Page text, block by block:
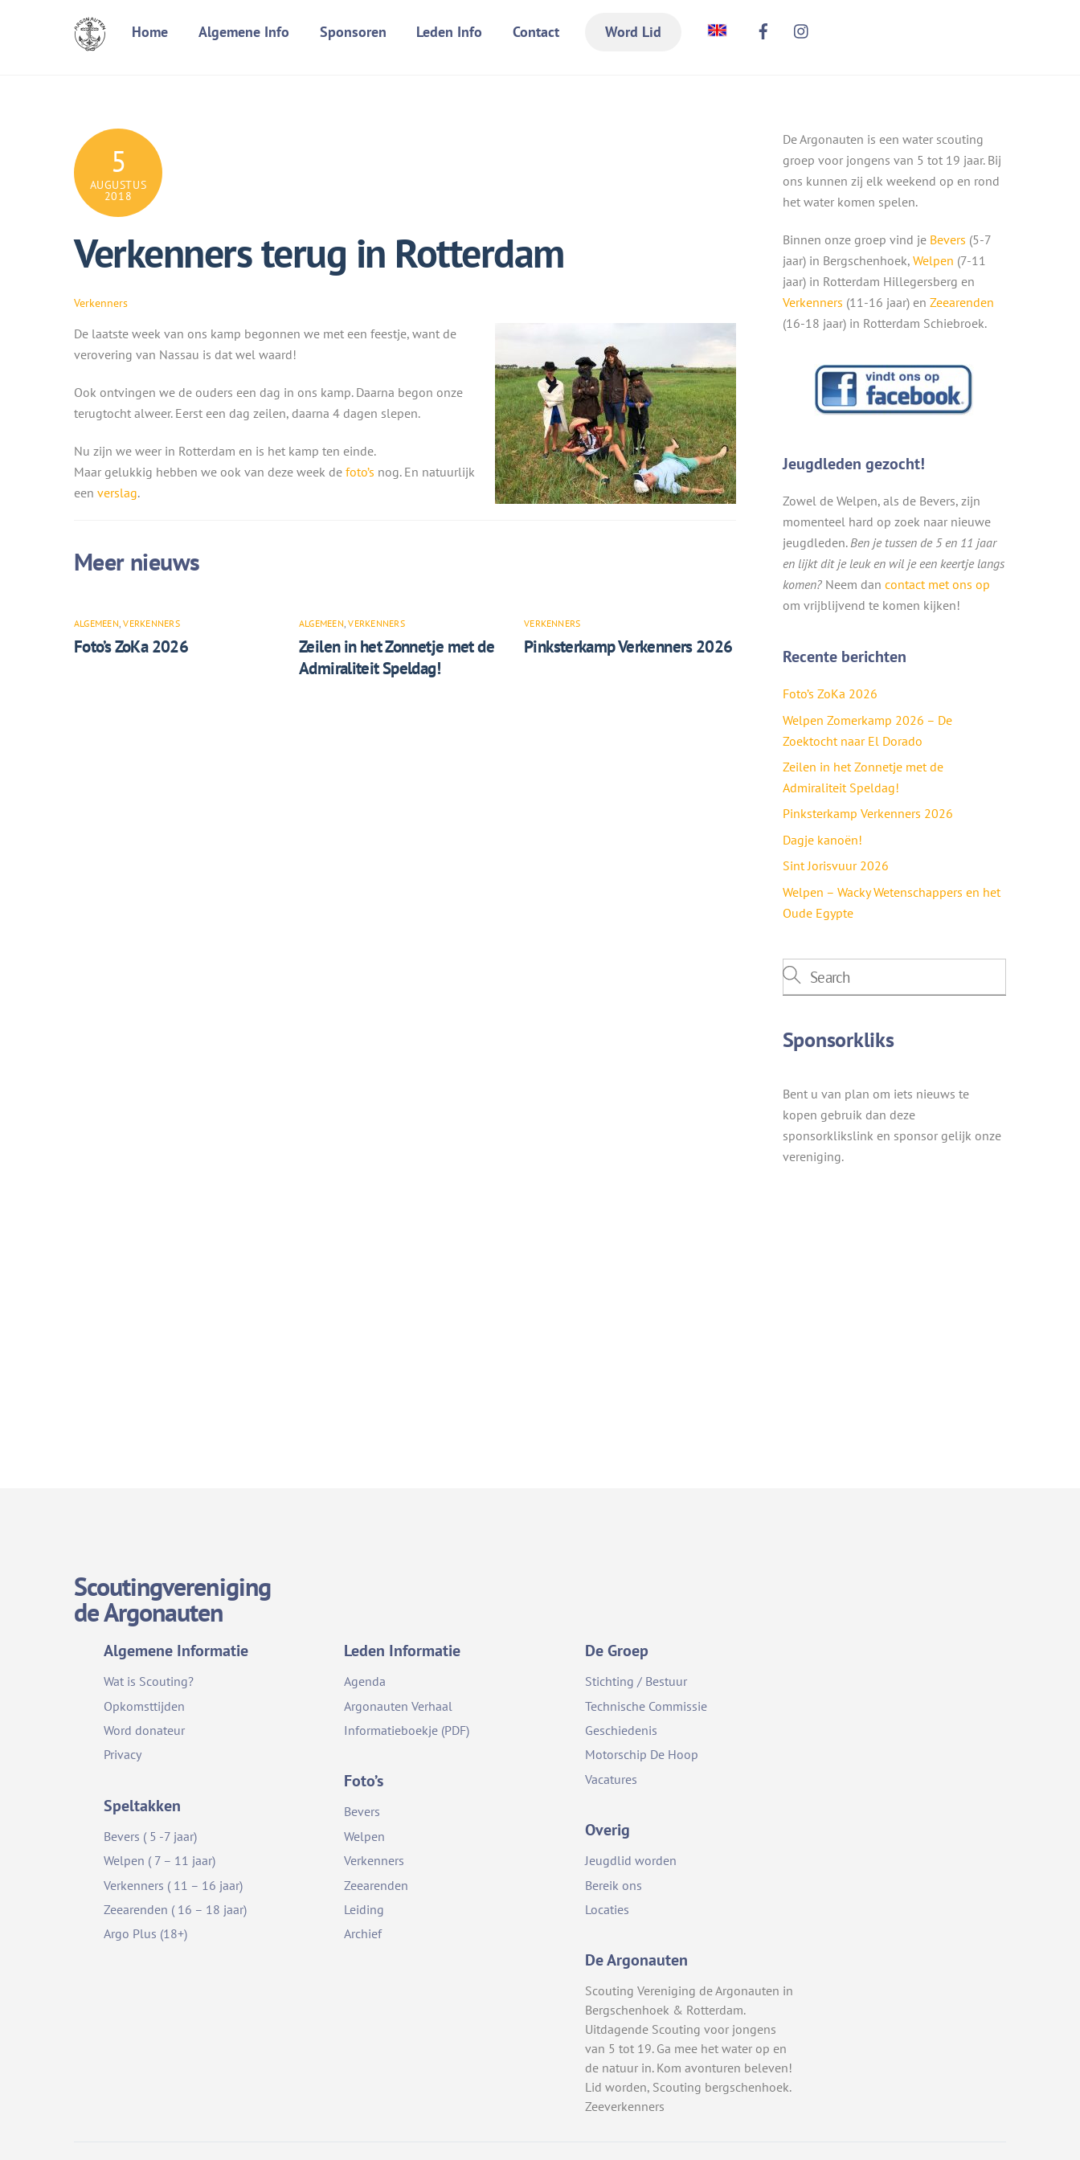
Home Algemene Info Sponsoren Leden Info Contact Word Lid
5
AUGUSTUS
2018
Verkenners terug in Rotterdam
Verkenners
De laatste week van ons kamp begonnen we met een feestje, want de
verovering van Nassau is dat wel waard!
Ook ontvingen we de ouders een dag in ons kamp. Daarna begon onze
terugtocht alweer. Eerst een dag zeilen, daarna 4 dagen slepen.
Nu zijn we weer in Rotterdam en is het kamp ten einde.
Maar gelukkig hebben we ook van deze week de foto’s nog. En natuurlijk
een verslag.
ALGEMEEN ,VERKENNERS
Foto’s ZoKa 2026
ALGEMEEN ,VERKENNERS
Zeilen in het Zonnetje met de
Admiraliteit Speldag!
VERKENNERS
Pinksterkamp Verkenners 2026
De Argonauten is een water scouting
groep voor jongens van 5 tot 19 jaar. Bij
ons kunnen zij elk weekend op en rond
het water komen spelen.
Binnen onze groep vind je Bevers (5-7
jaar) in Bergschenhoek, Welpen (7-11
jaar) in Rotterdam Hillegersberg en
Verkenners (11-16 jaar) en Zeearenden
(16-18 jaar) in Rotterdam Schiebroek.
Jeugdleden gezocht!
Zowel de Welpen, als de Bevers, zijn
momenteel hard op zoek naar nieuwe
jeugdleden. Ben je tussen de 5 en 11 jaar
en lijkt dit je leuk en wil je een keertje langs
komen?Neem dan contact met ons op
om vrijblijvend te komen kijken!
Recente berichten
Foto’s ZoKa 2026
Welpen Zomerkamp 2026 – De
Zoektocht naar El Dorado
Zeilen in het Zonnetje met de
Admiraliteit Speldag!
Pinksterkamp Verkenners 2026
Dagje kanoën!
Sint Jorisvuur 2026
Welpen – Wacky Wetenschappers en het
Oude Egypte
Sponsorkliks
Bent u van plan om iets nieuws te
kopen gebruik dan deze
sponsorklikslink en sponsor gelijk onze
vereniging.
Scoutingvereniging
de Argonauten
Algemene Informatie
Wat is Scouting?
Opkomsttijden
Word donateur
Privacy
Speltakken
Bevers ( 5 -7 jaar)
Welpen ( 7 – 11 jaar)
Verkenners ( 11 – 16 jaar)
Zeearenden ( 16 – 18 jaar)
Argo Plus (18+)
Leden Informatie
Agenda
Argonauten Verhaal
Informatieboekje (PDF)
Foto’s
Bevers
Welpen
Verkenners
Zeearenden
Leiding
Archief
De Groep
Stichting / Bestuur
Technische Commissie
Geschiedenis
Motorschip De Hoop
Vacatures
Overig
Jeugdlid worden
Bereik ons
Locaties
De Argonauten
Scouting Vereniging de Argonauten in
Bergschenhoek & Rotterdam.
Uitdagende Scouting voor jongens
van 5 tot 19. Ga mee het water op en
de natuur in. Kom avonturen beleven!
Lid worden, Scouting bergschenhoek.
Zeeverkenners